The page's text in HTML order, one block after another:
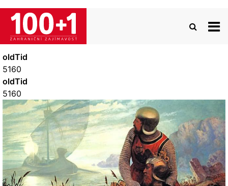
Přejít
hlavnímu
obsahu
oldTid
5160
oldTid
5160
Image